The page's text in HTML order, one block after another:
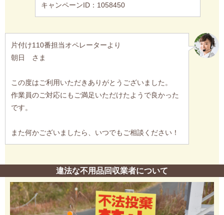
キャンペーンID：1058450
片付け110番担当オペレーターより
朝日 さま
この度はご利用いただきありがとうございました。
作業員のご対応にもご満足いただけたようで良かった
です。
また何かございましたら、いつでもご相談ください！
違法な不用品回収業者について